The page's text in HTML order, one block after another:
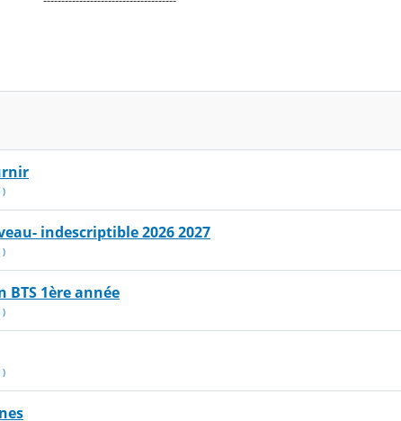
)
indescriptible 2026 2027
)
1ère année
)
)